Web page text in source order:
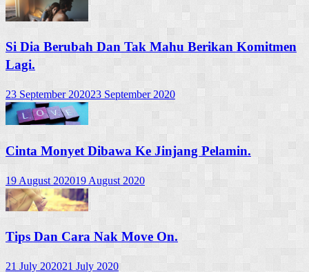
Si Dia Berubah Dan Tak Mahu Berikan Komitmen
Lagi.
23 September 202023 September 2020
Cinta Monyet Dibawa Ke Jinjang Pelamin.
19 August 202019 August 2020
Tips Dan Cara Nak Move On.
21 July 202021 July 2020